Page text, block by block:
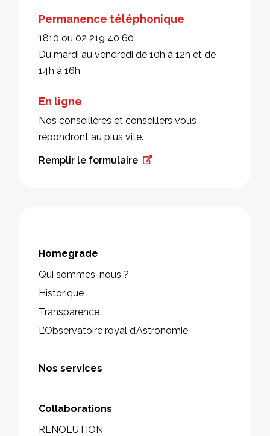
Permanence téléphonique
1810 ou 02 219 40 60
Du mardi au vendredi de 10h à 12h et de
14h à 16h
En ligne
Nos conseillères et conseillers vous
répondront au plus vite.
Remplir le formulaire
Homegrade
Qui sommes-nous ?
Historique
Transparence
L’Observatoire royal d’Astronomie
Nos services
Collaborations
RENOLUTION